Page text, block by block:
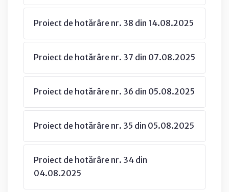
Proiect de hotărâre nr. 38 din 14.08.2025
Proiect de hotărâre nr. 37 din 07.08.2025
Proiect de hotărâre nr. 36 din 05.08.2025
Proiect de hotărâre nr. 35 din 05.08.2025
Proiect de hotărâre nr. 34 din
04.08.2025